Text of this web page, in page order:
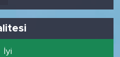
İyi